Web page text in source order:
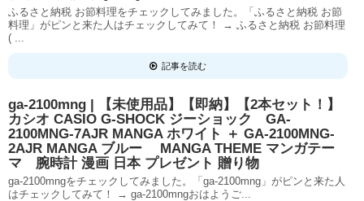
ふるさと納税 お節料理をチェックしてみました。「ふるさと納税 お節
料理」がピンと来た人はチェックしてみて！ → ふるさと納税 お節料理
( ...
記事を読む
ga-2100mng | 【未使用品】【即納】【2本セット！】
カシオ CASIO G-SHOCK ジーショック GA-
2100MNG-7AJR MANGA ホワイト ＋ GA-2100MNG-
2AJR MANGA ブルー MANGA THEME マンガテー
マ 腕時計 漫画 日本 プレゼント 贈り物
ga-2100mngをチェックしてみました。「ga-2100mng」がピンと来た人
はチェックしてみて！ → ga-2100mngおはようご...